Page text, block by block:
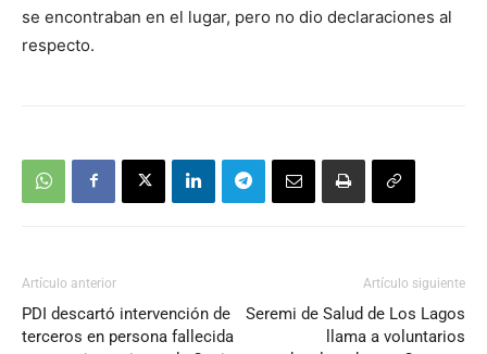
se encontraban en el lugar, pero no dio declaraciones al
respecto.
Artículo anterior
PDI descartó intervención de
terceros en persona fallecida
Artículo siguiente
Seremi de Salud de Los Lagos
llama a voluntarios